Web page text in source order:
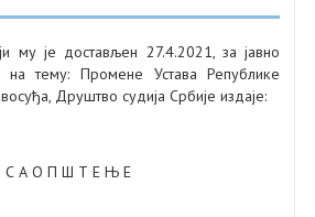
му је достављен 27.4.2021, за јавно
тему: Промене Устава Републике
Друштво судија Србије издаје:
С А О П Ш Т Е Њ Е